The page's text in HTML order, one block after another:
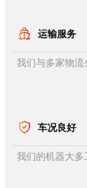
运输服务
我们与多家物流
车况良好
我们的机器大多